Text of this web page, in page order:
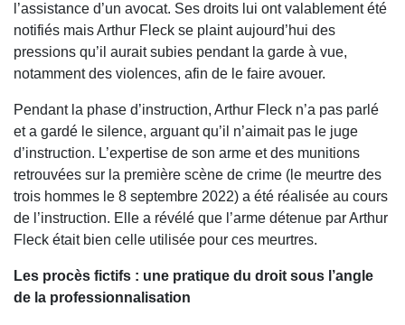
l’assistance d’un avocat. Ses droits lui ont valablement été
notifiés mais Arthur Fleck se plaint aujourd’hui des
pressions qu’il aurait subies pendant la garde à vue,
notamment des violences, afin de le faire avouer.
Pendant la phase d’instruction, Arthur Fleck n’a pas parlé
et a gardé le silence, arguant qu’il n’aimait pas le juge
d’instruction. L’expertise de son arme et des munitions
retrouvées sur la première scène de crime (le meurtre des
trois hommes le 8 septembre 2022) a été réalisée au cours
de l’instruction. Elle a révélé que l’arme détenue par Arthur
Fleck était bien celle utilisée pour ces meurtres.
Les procès fictifs : une pratique du droit sous l’angle
de la professionnalisation